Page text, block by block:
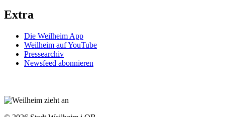
Extra
Die Weilheim App
Weilheim auf YouTube
Pressearchiv
Newsfeed abonnieren